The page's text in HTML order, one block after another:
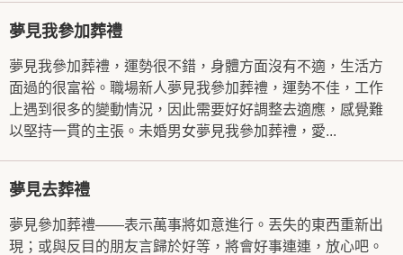
夢見我參加葬禮
夢見我參加葬禮，運勢很不錯，身體方面沒有不適，生活方
面過的很富裕。職場新人夢見我參加葬禮，運勢不佳，工作
上遇到很多的變動情況，因此需要好好調整去適應，感覺難
以堅持一貫的主張。未婚男女夢見我參加葬禮，愛...
夢見去葬禮
夢見參加葬禮——表示萬事將如意進行。丟失的東西重新出
現；或與反目的朋友言歸於好等，將會好事連連，放心吧。